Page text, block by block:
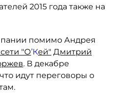
2015 года также на
помимо Андрея
"О’Кей" Дмитрий
. В декабре
идут переговоры о